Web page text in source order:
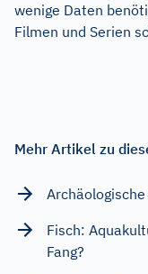
wenige Daten
Filmen und Serien
Mehr Artikel zu
Fisch:
Fang?